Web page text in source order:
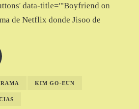
data-title='"Boyfriend on
de Netflix donde Jisoo de
KIM GO-EUN